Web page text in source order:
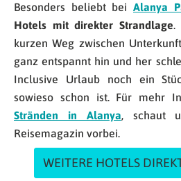
Besonders beliebt bei Alanya
Hotels mit direkter Strandlage.
kurzen Weg zwischen
ganz entspannt hin und her
Inclusive Urlaub noch ein
sowieso schon ist. Für mehr
Stränden in Alanya, schaut
Reisemagazin vorbei.
WEITERE HOTELS